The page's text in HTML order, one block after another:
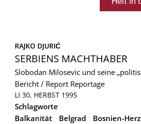
RAJKO DJURIĆ
SERBIENS MACHTHABER
Slobodan Milosevic und seine
Bericht / Report Reportage
LI 30, HERBST 1995
Schlagworte
Balkanität
Belgrad
Bosnien-